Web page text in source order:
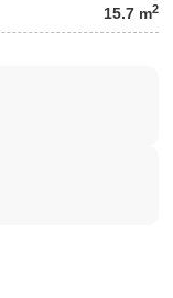
15.7 m2